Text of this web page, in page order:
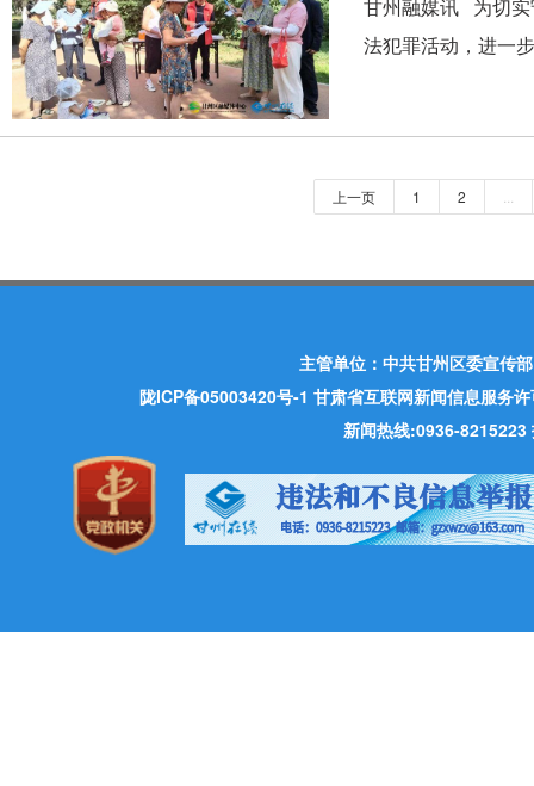
甘州融媒讯 为切实
法犯罪活动，进一
上一页 1 2
主管单位：中共甘州区委宣传
陇ICP备05003420号-1 甘肃省互联网新闻信息服务
新闻热线:0936-8215223